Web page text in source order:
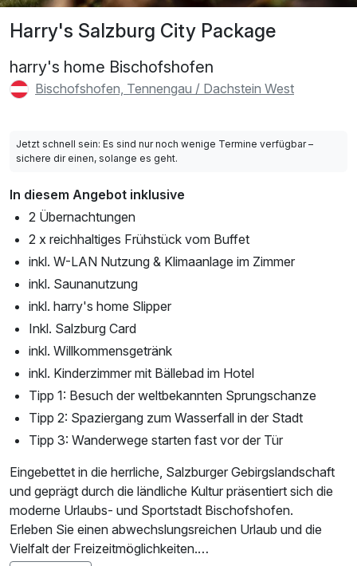
Harry's Salzburg City Package
harry's home Bischofshofen
Bischofshofen, Tennengau / Dachstein West
Jetzt schnell sein: Es sind nur noch wenige Termine verfügbar –
sichere dir einen, solange es geht.
In diesem Angebot inklusive
2 Übernachtungen
2 x reichhaltiges Frühstück vom Buffet
inkl. W-LAN Nutzung & Klimaanlage im Zimmer
inkl. Saunanutzung
inkl. harry's home Slipper
Inkl. Salzburg Card
inkl. Willkommensgetränk
inkl. Kinderzimmer mit Bällebad im Hotel
Tipp 1: Besuch der weltbekannten Sprungschanze
Tipp 2: Spaziergang zum Wasserfall in der Stadt
Tipp 3: Wanderwege starten fast vor der Tür
Eingebettet in die herrliche, Salzburger Gebirgslandschaft
und geprägt durch die ländliche Kultur präsentiert sich die
moderne Urlaubs- und Sportstadt Bischofshofen.
Erleben Sie einen abwechslungsreichen Urlaub und die
Vielfalt der Freizeitmöglichkeiten.